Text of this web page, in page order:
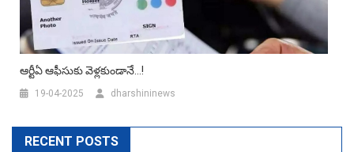
ఆర్టీఏ ఆఫీసుకు వెళ్లకుండానే…!
19-04-2025 dharshininews
RECENT POSTS